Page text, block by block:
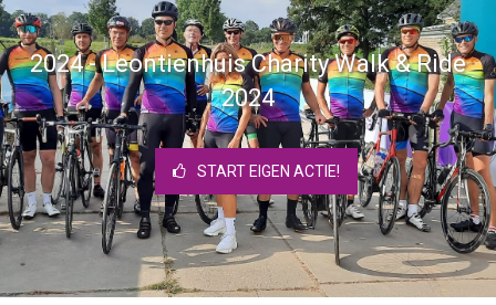
2024 - Leontienhuis Charity Walk & Ride
2024
START EIGEN ACTIE!